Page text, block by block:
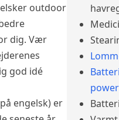
outdoor
dig. Vær
god idé
engelsk) er